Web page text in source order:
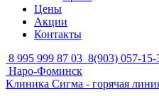
Цены
Акции
Контакты
8 995 999 87 03 8(903) 057-15-
Наро-Фоминск
Клиника Сигма - горячая